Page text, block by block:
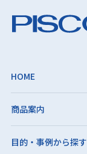
HOME
商品案内
目的・事例から探す